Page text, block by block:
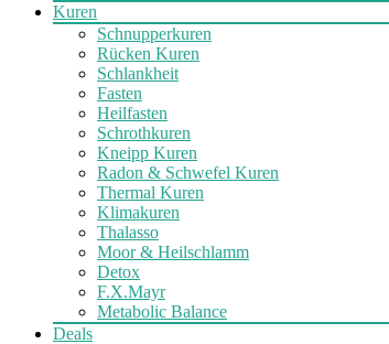
Kuren
Schnupperkuren
Rücken Kuren
Schlankheit
Fasten
Heilfasten
Schrothkuren
Kneipp Kuren
Radon & Schwefel Kuren
Thermal Kuren
Klimakuren
Thalasso
Moor & Heilschlamm
Detox
F.X.Mayr
Metabolic Balance
Deals